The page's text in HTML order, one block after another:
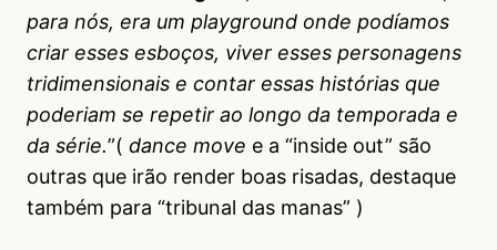
para nós, era um playground onde podíamos
criar esses esboços, viver esses personagens
tridimensionais e contar essas histórias que
poderiam se repetir ao longo da temporada e
da série.”( dance move e a “inside out” são
outras que irão render boas risadas, destaque
também para “tribunal das manas” )